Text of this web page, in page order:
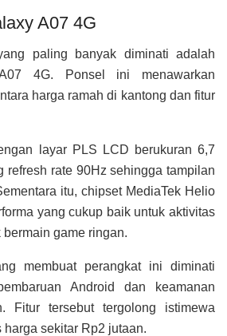
A07 4G
paling banyak diminati adalah
4G. Ponsel ini menawarkan
harga ramah di kantong dan fitur
layar PLS LCD berukuran 6,7
refresh rate 90Hz sehingga tampilan
itu, chipset MediaTek Helio
yang cukup baik untuk aktivitas
game ringan.
membuat perangkat ini diminati
Android dan keamanan
Fitur tersebut tergolong istimewa
sekitar Rp2 jutaan.